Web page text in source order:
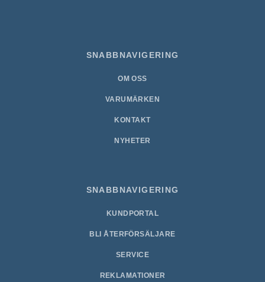
SNABBNAVIGERING
OM OSS
VARUMÄRKEN
KONTAKT
NYHETER
SNABBNAVIGERING
KUNDPORTAL
BLI ÅTERFÖRSÄLJARE
SERVICE
REKLAMATIONER